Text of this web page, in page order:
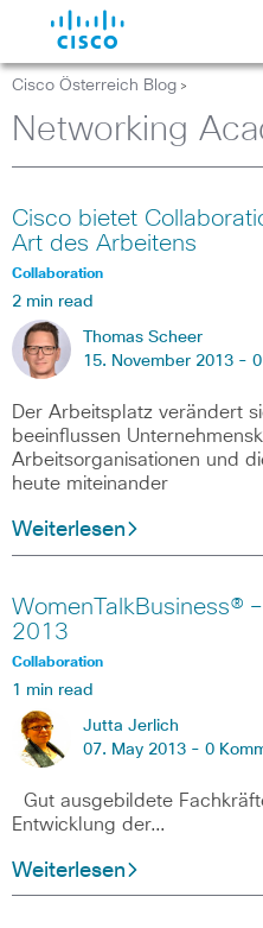
Cisco Österreich Blog >
Networking
Cisco bietet
Art des Arbeitens
Collaboration
2 min read
Thomas Scheer
15. November 2013 -
Der Arbeitsplatz verändert
beeinflussen
Arbeitsorganisationen und
heute miteinander
Weiterlesen
WomenTalkBusiness®
2013
Collaboration
1 min read
Jutta Jerlich
07. May 2013 - 0
Gut ausgebildete
Entwicklung der…
Weiterlesen